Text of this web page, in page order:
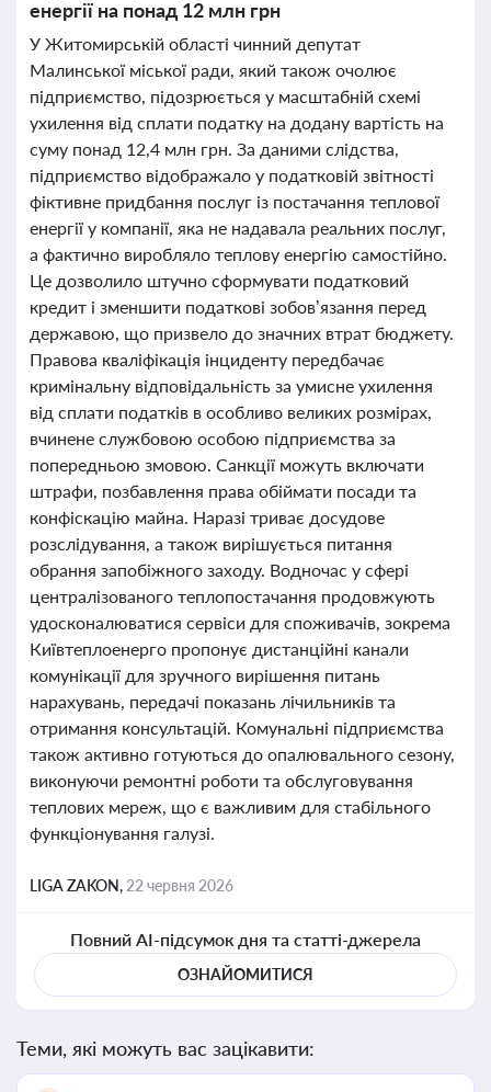
енергії на понад 12 млн грн
У Житомирській області чинний депутат
Малинської міської ради, який також очолює
підприємство, підозрюється у масштабній схемі
ухилення від сплати податку на додану вартість на
суму понад 12,4 млн грн. За даними слідства,
підприємство відображало у податковій звітності
фіктивне придбання послуг із постачання теплової
енергії у компанії, яка не надавала реальних послуг,
а фактично виробляло теплову енергію самостійно.
Це дозволило штучно сформувати податковий
кредит і зменшити податкові зобов’язання перед
державою, що призвело до значних втрат бюджету.
Правова кваліфікація інциденту передбачає
кримінальну відповідальність за умисне ухилення
від сплати податків в особливо великих розмірах,
вчинене службовою особою підприємства за
попередньою змовою. Санкції можуть включати
штрафи, позбавлення права обіймати посади та
конфіскацію майна. Наразі триває досудове
розслідування, а також вирішується питання
обрання запобіжного заходу. Водночас у сфері
централізованого теплопостачання продовжують
удосконалюватися сервіси для споживачів, зокрема
Київтеплоенерго пропонує дистанційні канали
комунікації для зручного вирішення питань
нарахувань, передачі показань лічильників та
отримання консультацій. Комунальні підприємства
також активно готуються до опалювального сезону,
виконуючи ремонтні роботи та обслуговування
теплових мереж, що є важливим для стабільного
функціонування галузі.
LIGA ZAKON, 22 червня 2026
Повний AI-підсумок дня та статті-джерела
ОЗНАЙОМИТИСЯ
Теми, які можуть вас зацікавити: